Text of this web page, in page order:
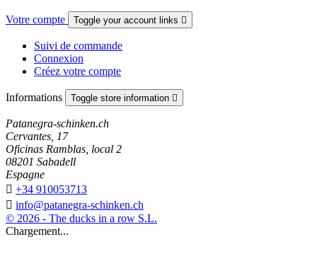
Votre compte Toggle your account links 
Suivi de commande
Connexion
Créez votre compte
Informations Toggle store information 
Patanegra-schinken.ch
Cervantes, 17
Oficinas Ramblas, local 2
08201 Sabadell
Espagne
 +34 910053713
 info@patanegra-schinken.ch
© 2026 - The ducks in a row S.L.
Chargement...